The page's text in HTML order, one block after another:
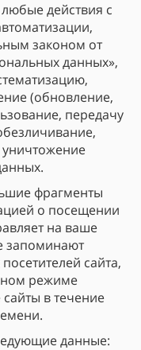
действия с
законом от
данных»,
(обновление,
передачу
фрагменты
о посещении
на ваше
запоминают
сайта,
режиме
в течение
данные: